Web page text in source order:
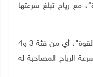
مع رياح تبلغ سرعتها
وأشار إلى أن الإعصار يصبح "شديد القوة"، أي من فئة 3 و4
الرياح المصاحبة له